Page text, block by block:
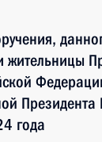
года